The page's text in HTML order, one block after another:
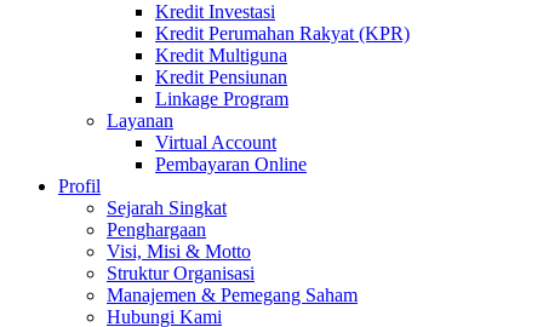
Kredit Investasi
Kredit Perumahan Rakyat (KPR)
Kredit Multiguna
Kredit Pensiunan
Linkage Program
Layanan
Virtual Account
Pembayaran Online
Profil
Sejarah Singkat
Penghargaan
Visi, Misi & Motto
Struktur Organisasi
Manajemen & Pemegang Saham
Hubungi Kami